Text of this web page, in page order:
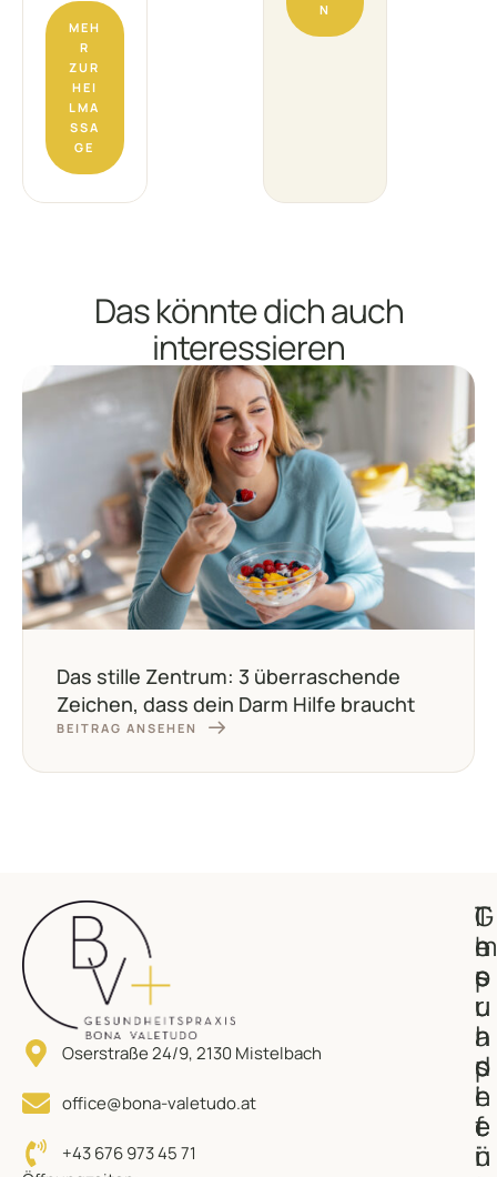
MEH
R
ZUR
HEI
LMA
SSA
GE
N
Das könnte dich auch
interessieren
Das stille Zentrum: 3 überraschende
Zeichen, dass dein Darm Hilfe braucht
BEITRAG ANSEHEN
Oserstraße 24/9, 2130 Mistelbach
office@bona-valetudo.at
+43 676 973 45 71
G
e
s
u
n
d
h
e
i
T
h
e
r
a
p
i
e
n
I
m
p
u
l
s
e
f
ü